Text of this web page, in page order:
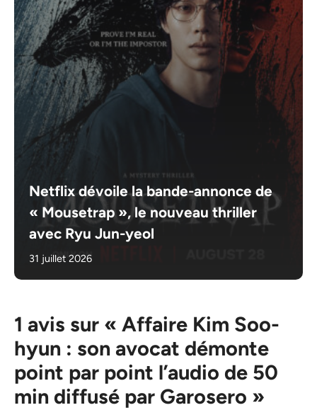
Netflix dévoile la bande-annonce de
« Mousetrap », le nouveau thriller
avec Ryu Jun-yeol
31 juillet 2026
1 avis sur « Affaire Kim Soo-
hyun : son avocat démonte
point par point l’audio de 50
min diffusé par Garosero »